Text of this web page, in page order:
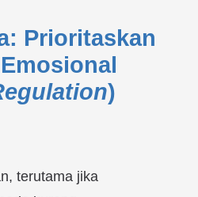
Prioritaskan
)
terutama jika